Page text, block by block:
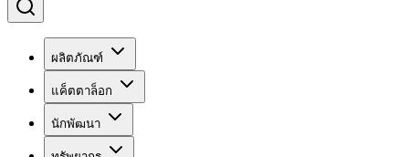
ผลิตภัณฑ์
แค็ตตาล็อก
นักพัฒนา